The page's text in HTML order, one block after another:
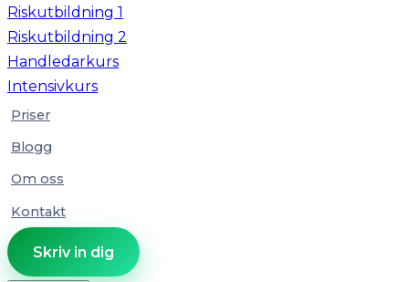
Riskutbildning 1
Riskutbildning 2
Handledarkurs
Intensivkurs
Priser
Blogg
Om oss
Kontakt
Skriv in dig